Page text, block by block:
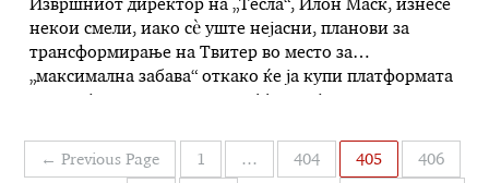
Извршниот директор на „Тесла“, Илон Маск, изнесе
некои смели, иако сè уште нејасни, планови за
трансформирање на Твитер во место за
„максимална забава“ откако ќе ја купи платформата
моментот е нешто повеќе од мешавина на нејасни
принципи и …
Навигација
← Previous Page 1 … 404 405 406